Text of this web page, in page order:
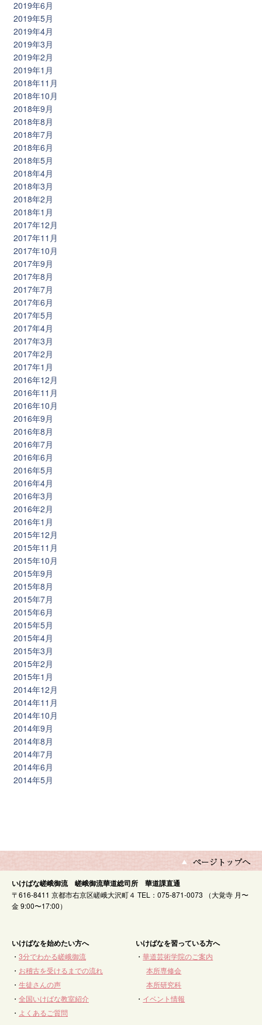
2019年6月
2019年5月
2019年4月
2019年3月
2019年2月
2019年1月
2018年11月
2018年10月
2018年9月
2018年8月
2018年7月
2018年6月
2018年5月
2018年4月
2018年3月
2018年2月
2018年1月
2017年12月
2017年11月
2017年10月
2017年9月
2017年8月
2017年7月
2017年6月
2017年5月
2017年4月
2017年3月
2017年2月
2017年1月
2016年12月
2016年11月
2016年10月
2016年9月
2016年8月
2016年7月
2016年6月
2016年5月
2016年4月
2016年3月
2016年2月
2016年1月
2015年12月
2015年11月
2015年10月
2015年9月
2015年8月
2015年7月
2015年6月
2015年5月
2015年4月
2015年3月
2015年2月
2015年1月
2014年12月
2014年11月
2014年10月
2014年9月
2014年8月
2014年7月
2014年6月
2014年5月
いけばな嵯峨御流 嵯峨御流華道総司所 華道課直通
〒616-8411 京都市右京区嵯峨大沢町４ TEL：075-871-0073 （大覚寺 月〜
金 9:00〜17:00）
いけばなを始めたい方へ
・ 3分でわかる嵯峨御流
・ お稽古を受けるまでの流れ
・ 生徒さんの声
・ 全国いけばな教室紹介
・ よくあるご質問
いけばなを習っている方へ
・華道芸術学院のご案内
本所専修会
本所研究科
・ イベント情報